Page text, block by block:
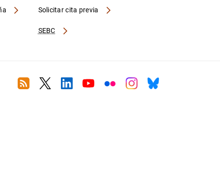
SEBC
Solicitar cita previa
RSS TwitterLinkedin
YoutubeFlickrInstagram
Bluesky